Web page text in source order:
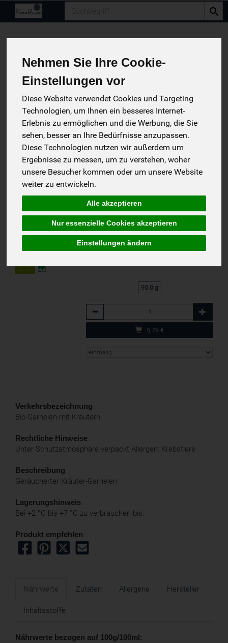
Nehmen Sie Ihre Cookie-
Einstellungen vor
Diese Website verwendet Cookies und Targeting
Technologien, um Ihnen ein besseres Internet-
Erlebnis zu ermöglichen und die Werbung, die Sie
sehen, besser an Ihre Bedürfnisse anzupassen.
Diese Technologien nutzen wir außerdem um
Ergebnisse zu messen, um zu verstehen, woher
unsere Besucher kommen oder um unsere Website
weiter zu entwickeln.
Alle akzeptieren
Nur essenzielle Cookies akzeptieren
Einstellungen ändern
BioMare geräuch. Biogarnelen
Kräuter/Knoblauch
Bio-Garnelen, gekocht, geräuchert mit Kräutern verfeinert
Deutschland
5,79 € *
(64,33 € / 1 Kilogramm)
inkl. 7% MwSt.
90.0 g
Anzahl
5,79 €
Verkehrsbezeichnung
Bio-Garnelen mit Kräutern
Rechtliche Hinweise
Unter Schutzatmosphäre verpackt Allergen: Krebstiere
Beschreibung
Geräucherter Kräuter-Garnelen
Lagerungshinweis
Bei +2 °C bis +7 °C zu verbrauchen bis:
Produkt empfehlen
Nährwerte Zutaten Allergene Hersteller
Inhaltsstoffe
Nährwerte bezogen auf 100g/100ml: